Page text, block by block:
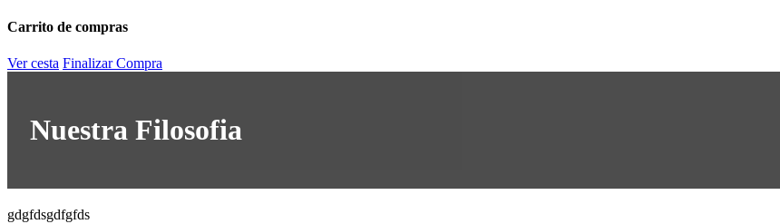
Carrito de compras
Ver cesta Finalizar Compra
Nuestra Filosofia
gdgfdsgdfgfds